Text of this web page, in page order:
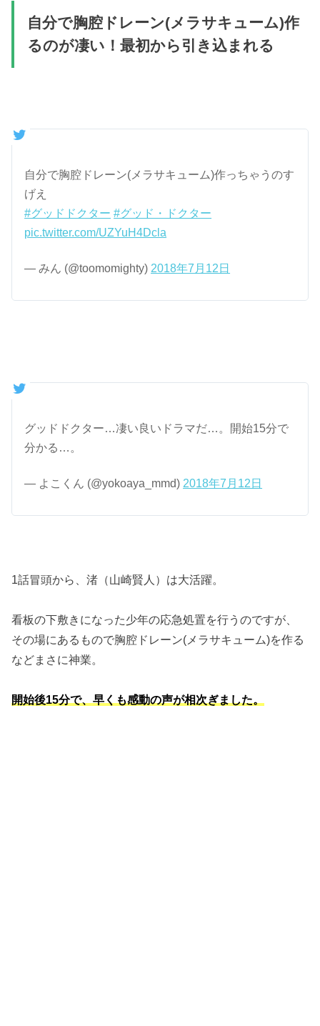
自分で胸腔ドレーン(メラサキューム)作
るのが凄い！最初から引き込まれる
自分で胸腔ドレーン(メラサキューム)作っちゃうのす
げえ
#グッドドクター #グッド・ドクター
pic.twitter.com/UZYuH4Dcla
— みん (@toomomighty) 2018年7月12日
グッドドクター…凄い良いドラマだ…。開始15分で
分かる…。
— よこくん (@yokoaya_mmd) 2018年7月12日
1話冒頭から、渚（山崎賢人）は大活躍。
看板の下敷きになった少年の応急処置を行うのですが、
その場にあるもので胸腔ドレーン(メラサキューム)を作る
などまさに神業。
開始後15分で、早くも感動の声が相次ぎました。